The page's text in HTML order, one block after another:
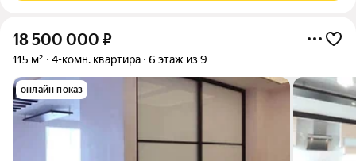
18 500 000 ₽
115 м² 4-комн. квартира 6 этаж из 9
онлайн показ